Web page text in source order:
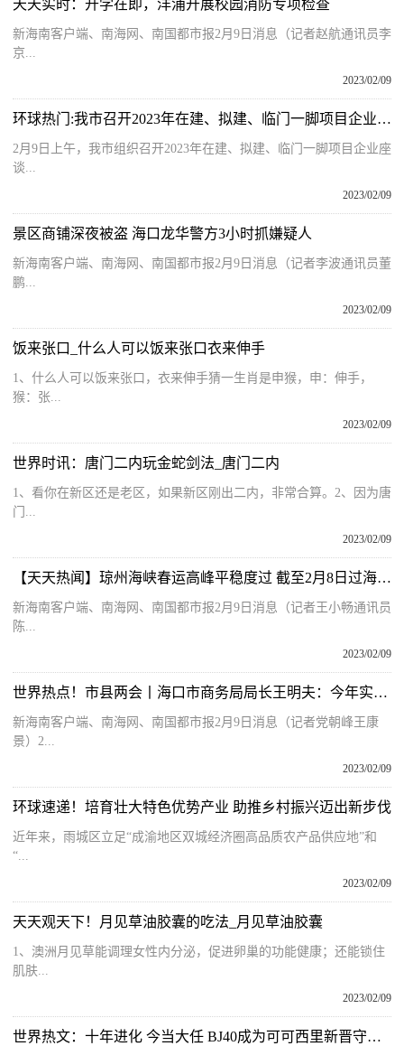
天天实时：开学在即，洋浦开展校园消防专项检查
新海南客户端、南海网、南国都市报2月9日消息（记者赵航通讯员李
京...
2023/02/09
环球热门:我市召开2023年在建、拟建、临门一脚项目企业座谈会 田志强：坚定信心 政企同心 汇聚共促高质量发展的强大合力
2月9日上午，我市组织召开2023年在建、拟建、临门一脚项目企业座
谈...
2023/02/09
景区商铺深夜被盗 海口龙华警方3小时抓嫌疑人
新海南客户端、南海网、南国都市报2月9日消息（记者李波通讯员董
鹏...
2023/02/09
饭来张口_什么人可以饭来张口衣来伸手
1、什么人可以饭来张口，衣来伸手猜一生肖是申猴，申：伸手，
猴：张...
2023/02/09
世界时讯：唐门二内玩金蛇剑法_唐门二内
1、看你在新区还是老区，如果新区刚出二内，非常合算。2、因为唐
门...
2023/02/09
【天天热闻】琼州海峡春运高峰平稳度过 截至2月8日过海旅客逾353万人次
新海南客户端、南海网、南国都市报2月9日消息（记者王小畅通讯员
陈...
2023/02/09
世界热点！市县两会丨海口市商务局局长王明夫：今年实现全市每个社区“菜篮子”网点不少于6个
新海南客户端、南海网、南国都市报2月9日消息（记者党朝峰王康
景）2...
2023/02/09
环球速递！培育壮大特色优势产业 助推乡村振兴迈出新步伐
近年来，雨城区立足“成渝地区双城经济圈高品质农产品供应地”和
“...
2023/02/09
天天观天下！月见草油胶囊的吃法_月见草油胶囊
1、澳洲月见草能调理女性内分泌，促进卵巢的功能健康；还能锁住
肌肤...
2023/02/09
世界热文：十年进化 今当大任 BJ40成为可可西里新晋守护者